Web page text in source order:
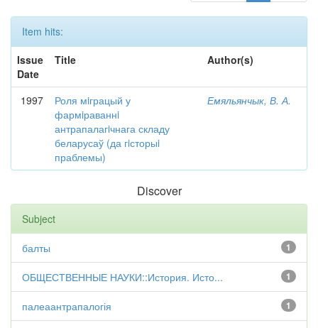
Item hits:
Issue
Date
Title Author(s)
1997
Роля мiграцый у
фармiраваннi
антрапалагiчнага складу
беларусаў (да гiсторыi
праблемы)
Емяльянчык, В. А.
Discover
Subject
1
балты
1
ОБЩЕСТВЕННЫЕ НАУКИ::История. Исто...
1
палеаантрапалогія